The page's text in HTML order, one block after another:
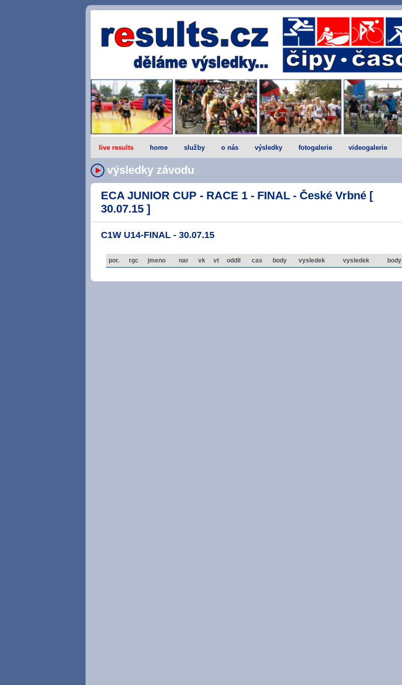
live results home služby o nás výsledky fotogalerie videogalerie
výsledky závodu
ECA JUNIOR CUP - RACE 1 - FINAL - České Vrbné [
30.07.15 ]
C1W U14-FINAL - 30.07.15
por. rgc jmeno nar vk vt oddil cas body vysledek vysledek body